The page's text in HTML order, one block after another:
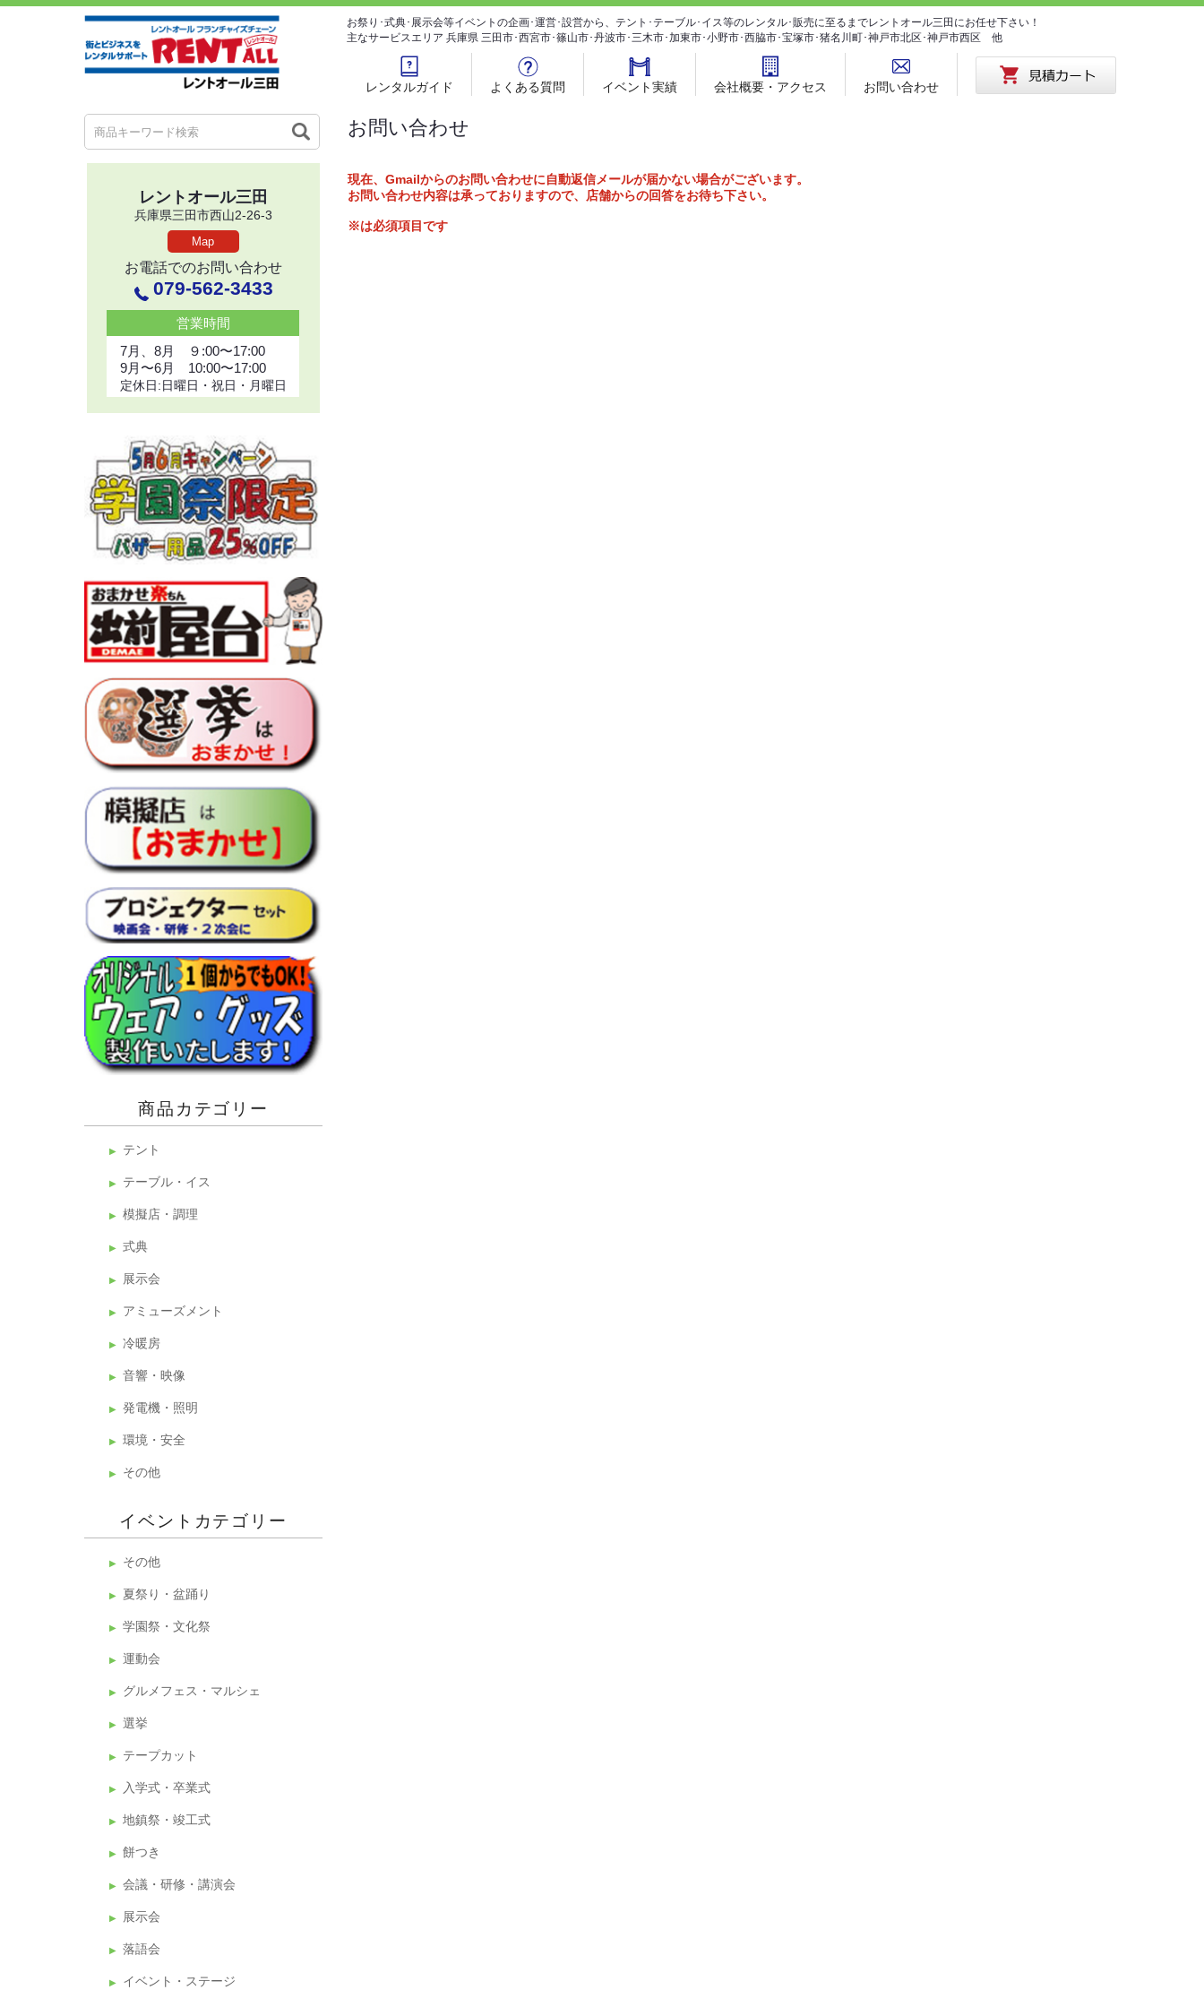
お祭り･式典･展示会等イベントの企画･運営･設営から、テント･テーブル･イス等のレンタル･販売に至るまでレントオール三田にお任せ下さい！
主なサービスエリア 兵庫県 三田市･西宮市･篠山市･丹波市･三木市･加東市･小野市･西脇市･宝塚市･猪名川町･神戸市北区･神戸市西区 他
レンタルガイド よくある質問 イベント実績 会社概要・アクセス お問い合わせ
レントオール三田
兵庫県三田市西山2-26-3
Map
お電話でのお問い合わせ
079-562-3433
営業時間
7月、8月 ９:00〜17:00
9月〜6月 10:00〜17:00
定休日:日曜日・祝日・月曜日
商品カテゴリー
テント
テーブル・イス
模擬店・調理
式典
展示会
アミューズメント
冷暖房
音響・映像
発電機・照明
環境・安全
その他
イベントカテゴリー
その他
夏祭り・盆踊り
学園祭・文化祭
運動会
グルメフェス・マルシェ
選挙
テープカット
入学式・卒業式
地鎮祭・竣工式
餅つき
会議・研修・講演会
展示会
落語会
イベント・ステージ
お問い合わせ
現在、Gmailからのお問い合わせに自動返信メールが届かない場合がございます。
お問い合わせ内容は承っておりますので、店舗からの回答をお待ち下さい。
※は必須項目です